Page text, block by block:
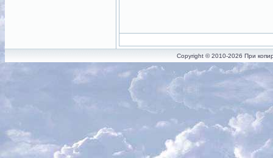
Copyright © 2010-2026 При